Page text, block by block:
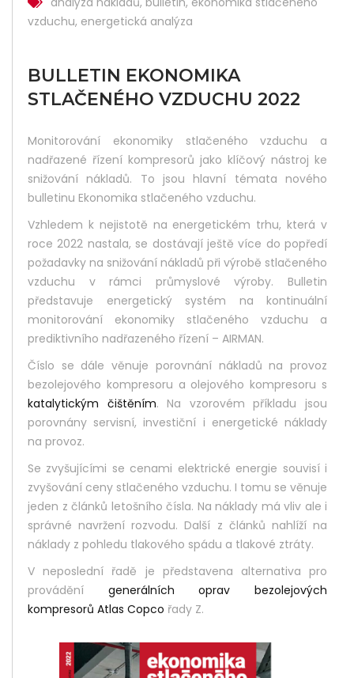
vzduchu, energetická analýza
BULLETIN EKONOMIKA
STLAČENÉHO VZDUCHU 2022
Monitorování ekonomiky stlačeného vzduchu a
nadřazené řízení kompresorů jako klíčový nástroj ke
snižování nákladů. To jsou hlavní témata nového
bulletinu Ekonomika stlačeného vzduchu.
Vzhledem k nejistotě na energetickém trhu, která v
roce 2022 nastala, se dostávají ještě více do popředí
požadavky na snižování nákladů při výrobě stlačeného
vzduchu v rámci průmyslové výroby. Bulletin
představuje energetický systém na kontinuální
monitorování ekonomiky stlačeného vzduchu a
prediktivního nadřazeného řízení – AIRMAN.
Číslo se dále věnuje porovnání nákladů na provoz
bezolejového kompresoru a olejového kompresoru s
katalytickým čištěním. Na vzorovém příkladu jsou
porovnány servisní, investiční i energetické náklady
na provoz.
Se zvyšujícími se cenami elektrické energie souvisí i
zvyšování ceny stlačeného vzduchu. I tomu se věnuje
jeden z článků letošního čísla. Na náklady má vliv ale i
správné navržení rozvodu. Další z článků nahlíží na
náklady z pohledu tlakového spádu a tlakové ztráty.
V neposlední řadě je představena alternativa pro
provádění generálních oprav bezolejových
kompresorů Atlas Copco řady Z.